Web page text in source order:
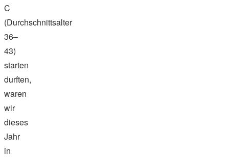
C
(Durchschnittsalter
36–
43)
starten
durften,
waren
wir
dieses
Jahr
in